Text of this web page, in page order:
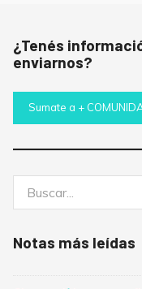
¿Tenés
enviarnos?
Sumate a +
Notas más leídas